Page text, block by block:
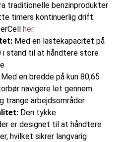
traditionelle benzinprodukter
timers kontinuerlig drift.
her.
Med en lastekapacitet på
i stand til at håndtere store
Med en bredde på kun 80,65
navigere let gennem
trange arbejdsområder.
Den tykke
er designet til at håndtere
hvilket sikrer langvarig